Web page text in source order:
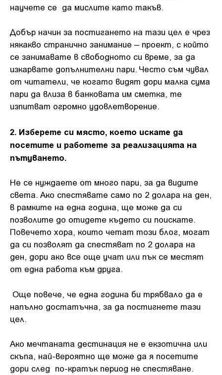
научете се да мислите като такъв.
Добър начин за постигането на тази цел е чрез
някакво странично занимание – проект, с който
се занимавате в свободното си време, за да
изкарвате допълнителни пари. Често съм чувал
от читатели, че когато видят дори малка сума
пари да влиза в банковата им сметка, те
изпитват огромно удовлетворение.
2. Изберете си място, което искате да
посетите и работете за реализацията на
пътуването.
Не се нуждаете от много пари, за да видите
света. Ако спестявате само по 2 долара на ден,
в рамките на една година, ще може да си
позволите до отидете където си поискате.
Повечето хора, които четат този блог, могат
да си позволят да спестяват по 2 долара на
ден, дори ако все още учат или пък се местят
от една работа към друга.
Още повече, че една година би трябвало да е
напълно достатъчна, за да постигнете тази
цел.
Ако мечтаната дестинация не е екзотична или
скъпа, най-вероятно ще може да я посетите
дори след по-кратък период не спестяване.